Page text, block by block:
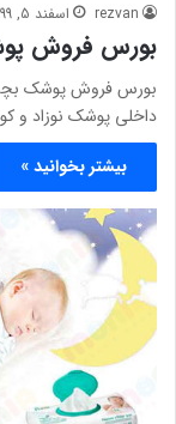
rezvan اسفند 5, 1399
بورس فروش
بورس فروش پوشک بچه
داخلی پوشک نوزاد و
بیشتر بخوانید »